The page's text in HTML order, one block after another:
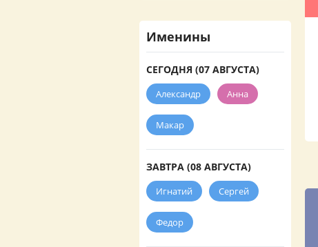
Именины
СЕГОДНЯ (07 АВГУСТА)
Александр Анна
Макар
ЗАВТРА (08 АВГУСТА)
Игнатий Сергей
Федор